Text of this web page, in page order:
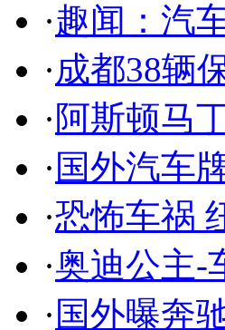
·趣闻：汽
·成都38辆
·阿斯顿马
· 国外汽车
·恐怖车祸
·奥迪公主-
· 国外曝奔